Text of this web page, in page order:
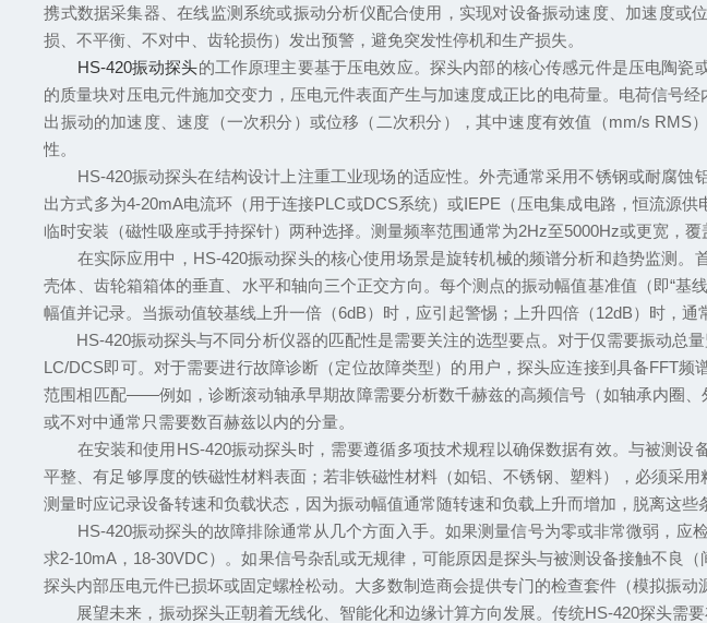
携式数据采集器、在线监测系统或振动分析仪配合使用，实现对设备振动速度、加速度
损、不平衡、不对中、齿轮损伤）发出预警，避免突发性停机和生产损失。
HS-420振动探头的工作原理主要基于压电效应。探头内部的核心传感元件是压电陶
的质量块对压电元件施加交变力，压电元件表面产生与加速度成正比的电荷量。电荷信号
出振动的加速度、速度（一次积分）或位移（二次积分），其中速度有效值（mm/s
性。
HS-420振动探头在结构设计上注重工业现场的适应性。外壳通常采用不锈钢或耐腐蚀
出方式多为4-20mA电流环（用于连接PLC或DCS系统）或IEPE（压电集成电路，恒流源
临时安装（磁性吸座或手持探针）两种选择。测量频率范围通常为2Hz至5000Hz或更宽，覆
在实际应用中，HS-420振动探头的核心使用场景是旋转机械的频谱分析和趋势监测
壳体、齿轮箱箱体的垂直、水平和轴向三个正交方向。每个测点的振动幅值基准值（即“
幅值并记录。当振动值较基线上升一倍（6dB）时，应引起警惕；上升四倍（12dB）时，通
HS-420振动探头与不同分析仪器的匹配性是需要关注的选型要点。对于仅需要振动总
LC/DCS即可。对于需要进行故障诊断（定位故障类型）的用户，探头应连接到具备FFT
范围相匹配——例如，诊断滚动轴承早期故障需要分析数千赫兹的高频信号（如轴承内圈
或不对中通常只需要数百赫兹以内的分量。
在安装和使用HS-420振动探头时，需要遵循多项技术规程以确保数据有效。与被测设
平整、有足够厚度的铁磁性材料表面；若非铁磁性材料（如铝、不锈钢、塑料），必须采
测量时应记录设备转速和负载状态，因为振动幅值通常随转速和负载上升而增加，脱离这些
HS-420振动探头的故障排除通常从几个方面入手。如果测量信号为零或非常微弱，应
求2-10mA，18-30VDC）。如果信号杂乱或无规律，可能原因是探头与被测设备接触不良
探头内部压电元件已损坏或固定螺栓松动。大多数制造商会提供专门的检查套件（模拟振
展望未来，振动探头正朝着无线化、智能化和边缘计算方向发展。传统HS-420探头需